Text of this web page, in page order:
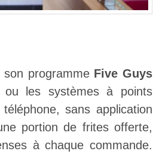
programme Five Guys
les systèmes à points
sans application
portion de frites offerte,
à chaque commande.